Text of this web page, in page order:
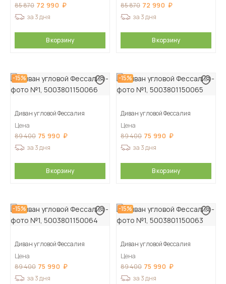
85 870 72 990
за 3 дня
В корзину
85 870 72 990
за 3 дня
В корзину
-15%
Диван угловой Фессалия
Цена
89 400 75 990
за 3 дня
В корзину
-15%
Диван угловой Фессалия
Цена
89 400 75 990
за 3 дня
В корзину
-15%
Диван угловой Фессалия
Цена
89 400 75 990
за 3 дня
-15%
Диван угловой Фессалия
Цена
89 400 75 990
за 3 дня